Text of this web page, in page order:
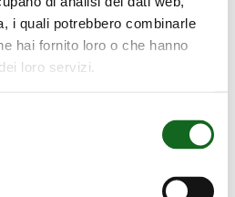
i quali potrebbero combinarle
hai fornito loro o che hanno
loro servizi.